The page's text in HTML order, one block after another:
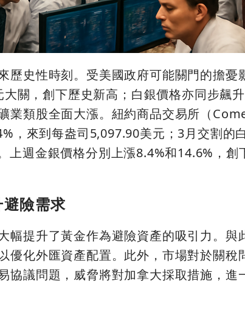
歷史性時刻。受美國政府可能關門的擔憂
關，創下歷史新高；白銀價格亦同步飆
業類股全面大漲。紐約商品交易所（
，來到每盎司5,097.90美元；3月交割的
上週金銀價格分別上漲8.4%和14.6%，創
險需求
幅提升了黃金作為避險資產的吸引力。與
優化外匯資產配置。此外，市場對於關稅
協議問題，威脅將對加拿大採取措施，進